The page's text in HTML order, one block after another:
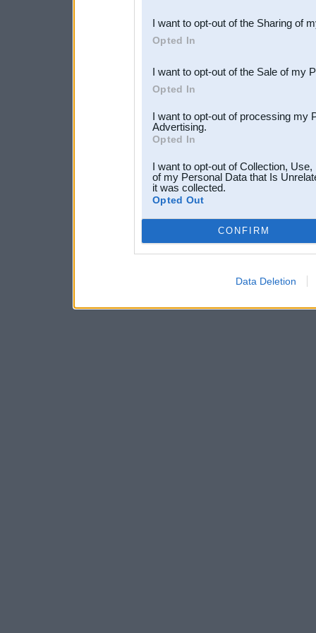
Downstream Participants
third parties.
I want to opt-out of the Sharing of
Opted In
I want to opt-out of the Sale of my
Opted In
I want to opt-out of processing my
Advertising.
Opted In
I want to opt-out of Collection,
of my Personal Data that Is
it was collected.
Opted Out
CONFIRM
Data Deletion